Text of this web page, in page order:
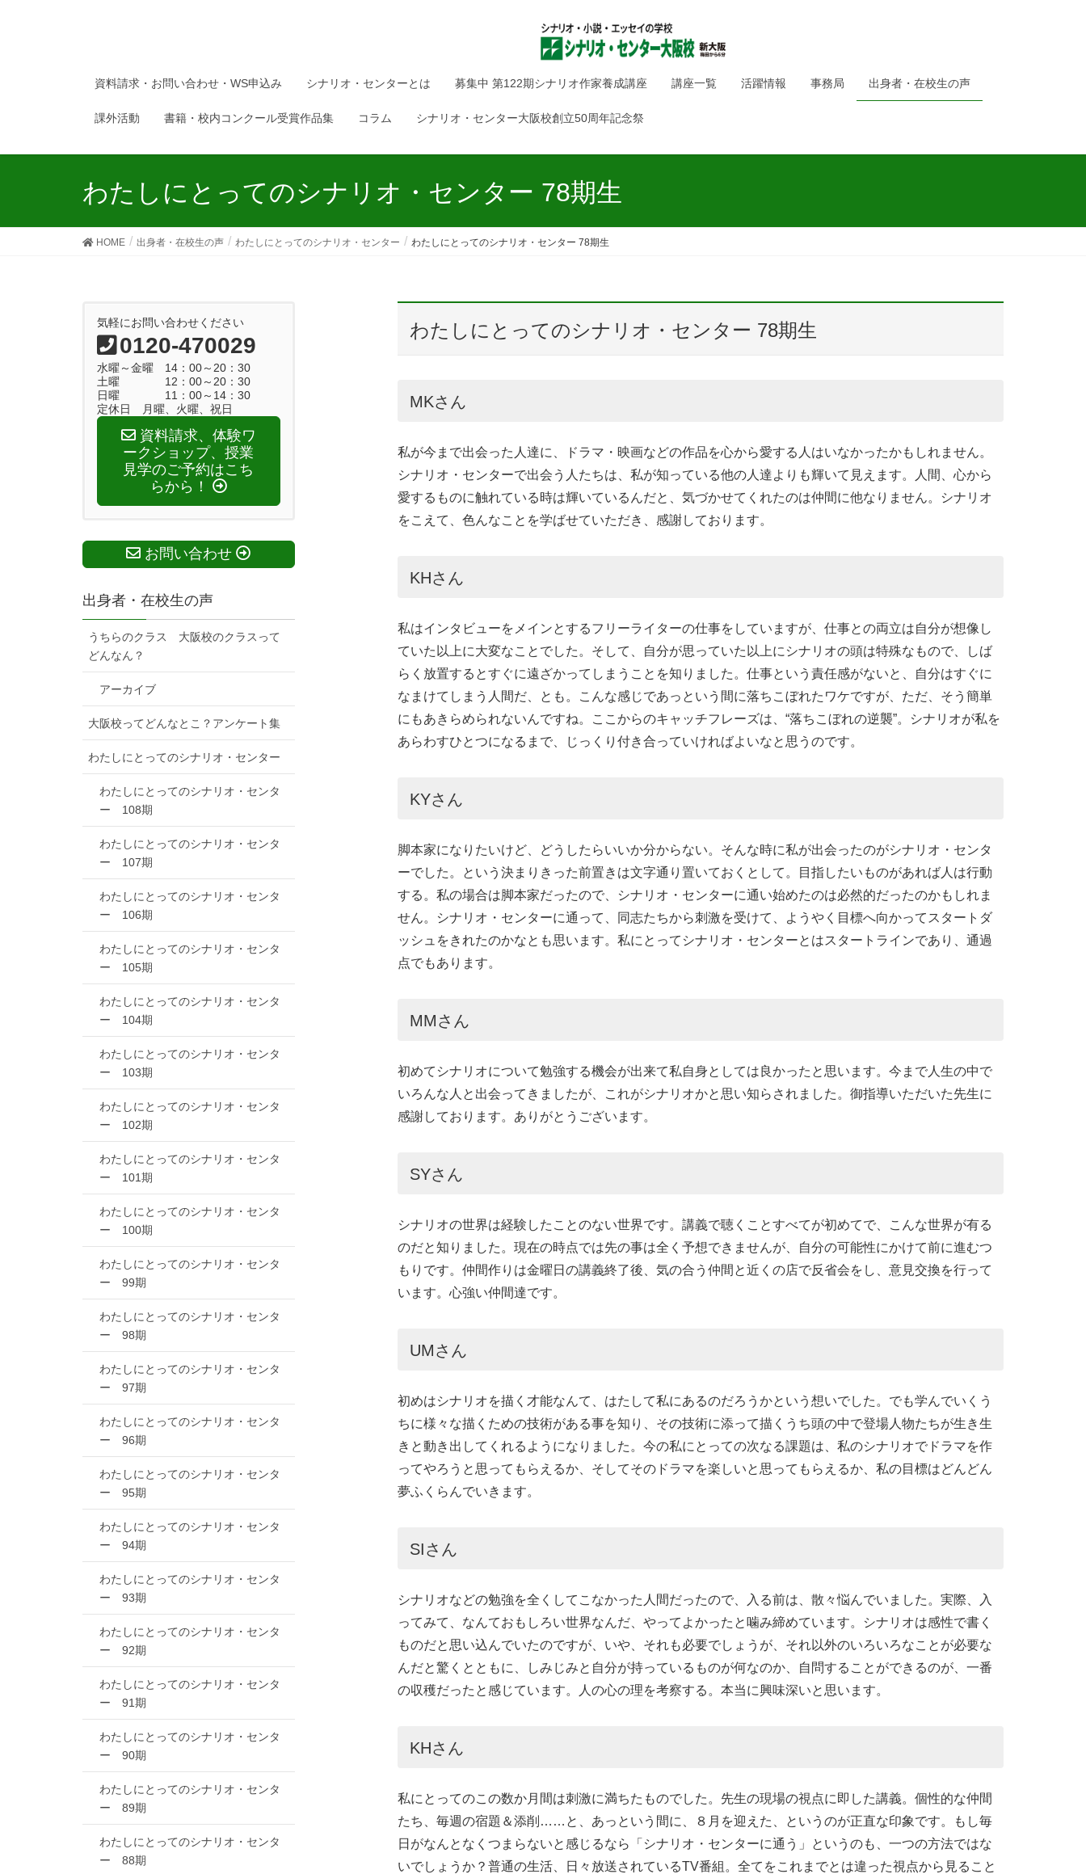
資料請求・お問い合わせ・WS申込み シナリオ・センターとは 募集中 第122期シナリオ作家養成講座 講座一覧 活躍情報 事務局 出身者・在校生の声
課外活動 書籍・校内コンクール受賞作品集 コラム シナリオ・センター大阪校創立50周年記念祭
わたしにとってのシナリオ・センター 78期生
HOME 出身者・在校生の声 わたしにとってのシナリオ・センター わたしにとってのシナリオ・センター 78期生
わたしにとってのシナリオ・センター 78期生
MKさん
私が今まで出会った人達に、ドラマ・映画などの作品を心から愛する人はいなかったかもしれません。
シナリオ・センターで出会う人たちは、私が知っている他の人達よりも輝いて見えます。人間、心から
愛するものに触れている時は輝いているんだと、気づかせてくれたのは仲間に他なりません。シナリオ
をこえて、色んなことを学ばせていただき、感謝しております。
KHさん
私はインタビューをメインとするフリーライターの仕事をしていますが、仕事との両立は自分が想像し
ていた以上に大変なことでした。そして、自分が思っていた以上にシナリオの頭は特殊なもので、しば
らく放置するとすぐに遠ざかってしまうことを知りました。仕事という責任感がないと、自分はすぐに
なまけてしまう人間だ、とも。こんな感じであっという間に落ちこぼれたワケですが、ただ、そう簡単
にもあきらめられないんですね。ここからのキャッチフレーズは、“落ちこぼれの逆襲”。シナリオが私を
あらわすひとつになるまで、じっくり付き合っていければよいなと思うのです。
KYさん
脚本家になりたいけど、どうしたらいいか分からない。そんな時に私が出会ったのがシナリオ・センタ
ーでした。という決まりきった前置きは文字通り置いておくとして。目指したいものがあれば人は行動
する。私の場合は脚本家だったので、シナリオ・センターに通い始めたのは必然的だったのかもしれま
せん。シナリオ・センターに通って、同志たちから刺激を受けて、ようやく目標へ向かってスタートダ
ッシュをきれたのかなとも思います。私にとってシナリオ・センターとはスタートラインであり、通過
点でもあります。
MMさん
初めてシナリオについて勉強する機会が出来て私自身としては良かったと思います。今まで人生の中で
いろんな人と出会ってきましたが、これがシナリオかと思い知らされました。御指導いただいた先生に
感謝しております。ありがとうございます。
SYさん
シナリオの世界は経験したことのない世界です。講義で聴くことすべてが初めてで、こんな世界が有る
のだと知りました。現在の時点では先の事は全く予想できませんが、自分の可能性にかけて前に進むつ
もりです。仲間作りは金曜日の講義終了後、気の合う仲間と近くの店で反省会をし、意見交換を行って
います。心強い仲間達です。
UMさん
初めはシナリオを描く才能なんて、はたして私にあるのだろうかという想いでした。でも学んでいくう
ちに様々な描くための技術がある事を知り、その技術に添って描くうち頭の中で登場人物たちが生き生
きと動き出してくれるようになりました。今の私にとっての次なる課題は、私のシナリオでドラマを作
ってやろうと思ってもらえるか、そしてそのドラマを楽しいと思ってもらえるか、私の目標はどんどん
夢ふくらんでいきます。
SIさん
シナリオなどの勉強を全くしてこなかった人間だったので、入る前は、散々悩んでいました。実際、入
ってみて、なんておもしろい世界なんだ、やってよかったと噛み締めています。シナリオは感性で書く
ものだと思い込んでいたのですが、いや、それも必要でしょうが、それ以外のいろいろなことが必要な
んだと驚くとともに、しみじみと自分が持っているものが何なのか、自問することができるのが、一番
の収穫だったと感じています。人の心の理を考察する。本当に興味深いと思います。
KHさん
私にとってのこの数か月間は刺激に満ちたものでした。先生の現場の視点に即した講義。個性的な仲間
たち、毎週の宿題＆添削……と、あっという間に、８月を迎えた、というのが正直な印象です。もし毎
日がなんとなくつまらないと感じるなら「シナリオ・センターに通う」というのも、一つの方法ではな
いでしょうか？普通の生活、日々放送されているTV番組。全てをこれまでとは違った視点から見ること
気軽にお問い合わせください
0120-470029
水曜～金曜 14：00～20：30
土曜 12：00～20：30
日曜 11：00～14：30
定休日 月曜、火曜、祝日
資料請求、体験ワ
ークショップ、授業
見学のご予約はこち
らから！
お問い合わせ
出身者・在校生の声
うちらのクラス 大阪校のクラスって
どんなん？
アーカイブ
大阪校ってどんなとこ？アンケート集
わたしにとってのシナリオ・センター
わたしにとってのシナリオ・センタ
ー 108期
わたしにとってのシナリオ・センタ
ー 107期
わたしにとってのシナリオ・センタ
ー 106期
わたしにとってのシナリオ・センタ
ー 105期
わたしにとってのシナリオ・センタ
ー 104期
わたしにとってのシナリオ・センタ
ー 103期
わたしにとってのシナリオ・センタ
ー 102期
わたしにとってのシナリオ・センタ
ー 101期
わたしにとってのシナリオ・センタ
ー 100期
わたしにとってのシナリオ・センタ
ー 99期
わたしにとってのシナリオ・センタ
ー 98期
わたしにとってのシナリオ・センタ
ー 97期
わたしにとってのシナリオ・センタ
ー 96期
わたしにとってのシナリオ・センタ
ー 95期
わたしにとってのシナリオ・センタ
ー 94期
わたしにとってのシナリオ・センタ
ー 93期
わたしにとってのシナリオ・センタ
ー 92期
わたしにとってのシナリオ・センタ
ー 91期
わたしにとってのシナリオ・センタ
ー 90期
わたしにとってのシナリオ・センタ
ー 89期
わたしにとってのシナリオ・センタ
ー 88期